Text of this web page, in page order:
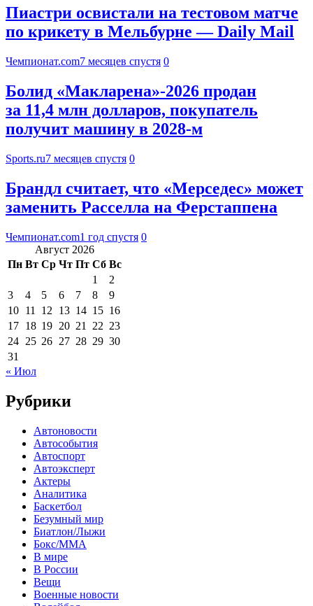
Пиастри освистали на тестовом матче
по крикету в Мельбурне — Daily Mail
Чемпионат.com7 месяцев спустя 0
Болид «Макларена»-2026 продан
за 11,4 млн долларов, покупатель
получит машину в 2028-м
Sports.ru7 месяцев спустя 0
Брандл считает, что «Мерседес» может
заменить Расселла на Ферстаппена
Чемпионат.com1 год спустя 0
Август 2026
Пн Вт Ср Чт Пт Сб Вс
1
2
3
4 5 6 7 8
9
10 11 12 13 14 15 16
17 18 19 20 21 22 23
24 25 26 27 28 29 30
31
« Июл
Рубрики
Автоновости
Автособытия
Автоспорт
Автоэксперт
Актеры
Аналитика
Баскетбол
Безумный мир
Биатлон/Лыжи
Бокс/MMA
В мире
В России
Вещи
Военные новости